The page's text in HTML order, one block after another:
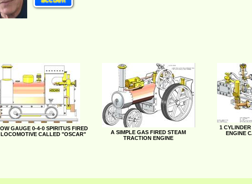
GAUGE 0-4-0 SPIRITUS FIRED
CALLED "OSCAR"
A SIMPLE GAS FIRED STEAM
TRACTION ENGINE
1
ENGINE